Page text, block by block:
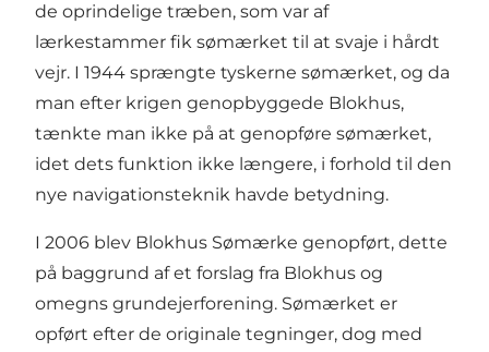
de oprindelige træben, som var af
lærkestammer fik sømærket til at svaje i hårdt
vejr. I 1944 sprængte tyskerne sømærket, og da
man efter krigen genopbyggede Blokhus,
tænkte man ikke på at genopføre sømærket,
idet dets funktion ikke længere, i forhold til den
nye navigationsteknik havde betydning.
I 2006 blev Blokhus Sømærke genopført, dette
på baggrund af et forslag fra Blokhus og
omegns grundejerforening. Sømærket er
opført efter de originale tegninger, dog med